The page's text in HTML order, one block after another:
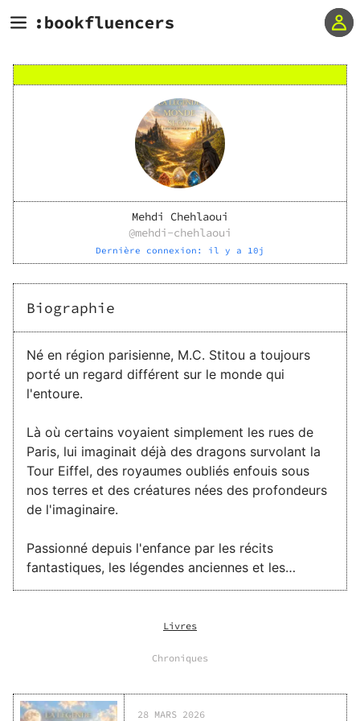
Biographie
Né en région parisienne, M.C. Stitou a toujours
porté un regard différent sur le monde qui
l'entoure.
Là où certains voyaient simplement les rues de
Paris, lui imaginait déjà des dragons survolant la
Tour Eiffel, des royaumes oubliés enfouis sous
nos terres et des créatures nées des profondeurs
de l'imaginaire.
Passionné depuis l'enfance par les récits
fantastiques, les légendes anciennes et les
grandes aventures épiques, il façonne des univers
cette imagination est née La légende du monde
moderne.
Mehdi Chehlaoui
@mehdi-chehlaoui
Dernière connexion: il y a 10j
Livres
Chroniques
28 MARS 2026